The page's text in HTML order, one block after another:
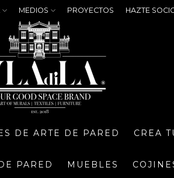
MEDIOS PROYECTOS HAZTE
DE ARTE DE PARED CREA
PARED MUEBLES